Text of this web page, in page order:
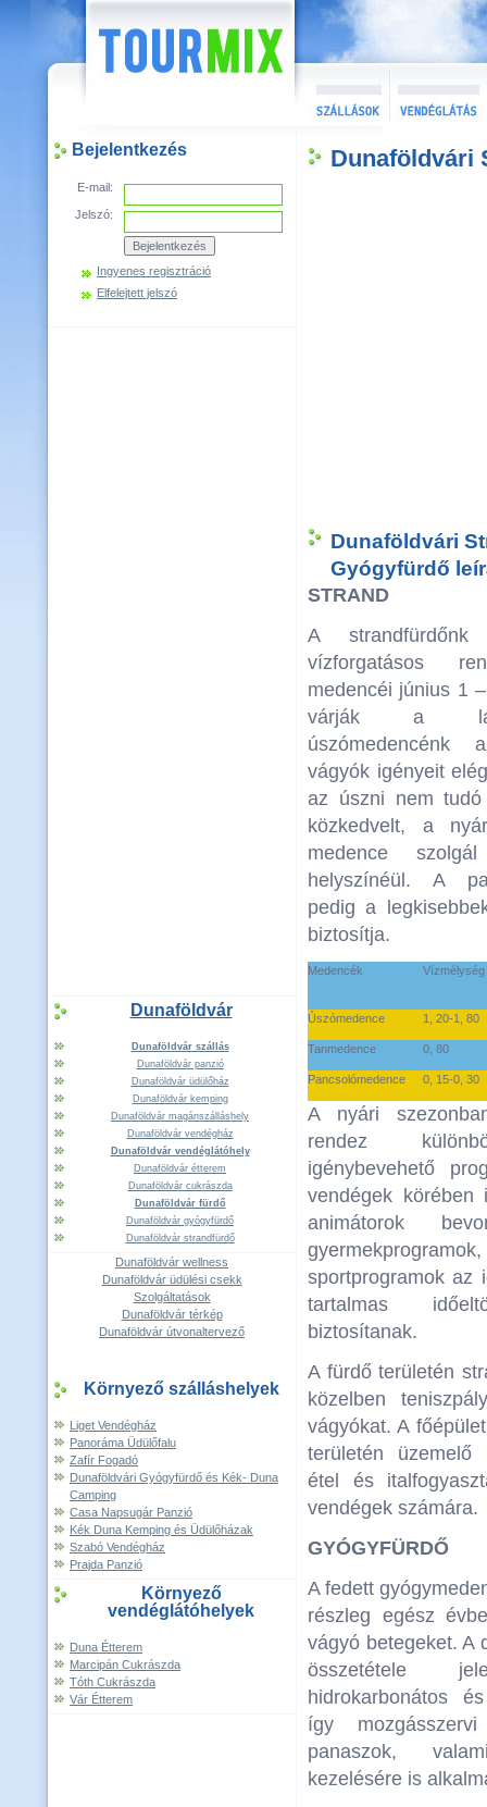
Bejelentkezés
E-mail:
Jelszó:
Ingyenes regisztráció
Elfelejtett jelszó
Dunaföldvár
Dunaföldvár szállás
Dunaföldvár panzió
Dunaföldvár üdülőház
Dunaföldvár kemping
Dunaföldvár magánszálláshely
Dunaföldvár vendégház
Dunaföldvár vendéglátóhely
Dunaföldvár étterem
Dunaföldvár cukrászda
Dunaföldvár fürdő
Dunaföldvár gyógyfürdő
Dunaföldvár strandfürdő
Dunaföldvár wellness
Dunaföldvár üdülési csekk
Szolgáltatások
Dunaföldvár térkép
Dunaföldvár útvonaltervező
Környező szálláshelyek
Liget Vendégház
Panoráma Üdülőfalu
Zafír Fogadó
Dunaföldvári Gyógyfürdő és Kék- Duna
Camping
Casa Napsugár Panzió
Kék Duna Kemping és Üdülőházak
Szabó Vendégház
Prajda Panzió
Környező
vendéglátóhelyek
Duna Étterem
Marcipán Cukrászda
Tóth Cukrászda
Vár Étterem
Dunaföldvári
Dunaföldvári
Gyógyfürdő
STRAND
A
vízforgatásos
medencéi június 1
várják a
úszómedencénk
vágyók igényeit
az úszni nem tudó
közkedvelt, a
medence
helyszínéül. A
pedig a
biztosítja.
Medencék
Úszómedence 1, 20-1, 80
Tanmedence 0, 80
Pancsolómedence 0, 15-0, 30
A nyári
rendez
igénybevehető
vendégek körében
animátorok
sportprogramok az
tartalmas
biztosítanak.
A fürdő területén
közelben
vágyókat. A
területén
étel és
vendégek számára.
GYÓGYFÜRDŐ
A fedett
részleg egész
vágyó betegeket. A
összetétele
hidrokarbonátos
így
panaszok,
kezelésére is